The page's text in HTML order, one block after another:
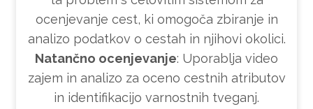
ocenjevanje cest, ki omogoča zbiranje in
analizo podatkov o cestah in njihovi okolici.
Natančno ocenjevanje: Uporablja video
zajem in analizo za oceno cestnih atributov
in identifikacijo varnostnih tveganj.